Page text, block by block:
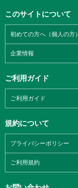
このサイトについて
初めての方へ（個人の方）
企業情報
ご利用ガイド
ご利用ガイド
規約について
プライバシーポリシー
ご利用規約